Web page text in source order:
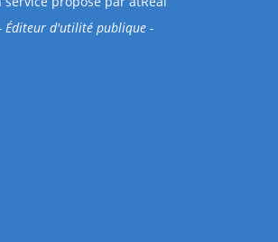
Éditeur d'utilité publique -